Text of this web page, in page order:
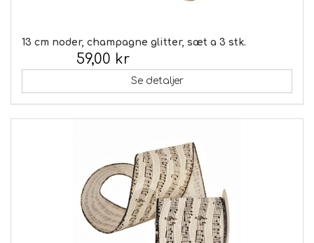
13 cm noder, champagne glitter, sæt a 3 stk.
59,00 kr
Se detaljer